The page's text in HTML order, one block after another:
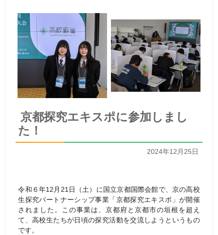
京都探究エキスポに参加しまし
た！
2024年12月25日
令和６年12月21日（土）に国立京都国際会館で、京の高校
生探究パートナーシップ事業「京都探究エキスポ」が開催
されました。この事業は、京都府と京都市の垣根を超え
て、高校生たちが日頃の探究活動を交流しようというもの
です。